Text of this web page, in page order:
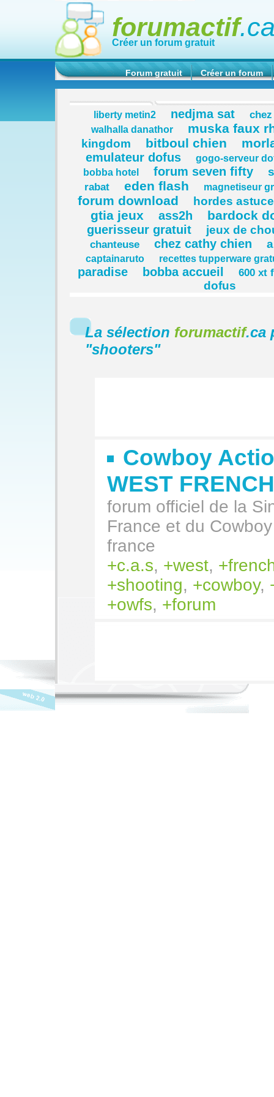
forumactif
Créer un forum gratuit
Forum gratuit Créer un forum
liberty metin2 nedjma sat
walhalla danathor muska faux
kingdom bitboul chien
emulateur dofus
gogo-serveur
bobba hotel
forum seven fifty
rabat eden flash magnetiseur
forum download hordes
gtia jeux ass2h bardock
guerisseur gratuit jeux de
chanteuse chez cathy chien
captainaruto recettes tupperware
paradise bobba accueil 600 xt
dofus
La sélection forumactif.ca
"shooters"
Cowboy
WEST
forum officiel de la
France et du
france
c.a.s, west,
shooting, cowboy,
owfs, forum